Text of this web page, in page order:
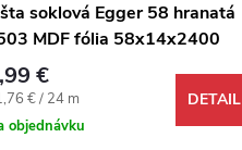
soklová Egger 58 hranatá
MDF fólia 58x14x2400
€
cena:
€ / 24 m
objednávku
DETAIL